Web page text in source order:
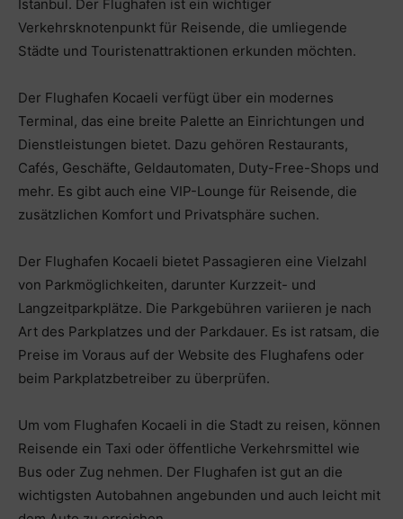
Istanbul. Der Flughafen ist ein wichtiger
Verkehrsknotenpunkt für Reisende, die umliegende
Städte und Touristenattraktionen erkunden möchten.
Der Flughafen Kocaeli verfügt über ein modernes
Terminal, das eine breite Palette an Einrichtungen und
Dienstleistungen bietet. Dazu gehören Restaurants,
Cafés, Geschäfte, Geldautomaten, Duty-Free-Shops und
mehr. Es gibt auch eine VIP-Lounge für Reisende, die
zusätzlichen Komfort und Privatsphäre suchen.
Der Flughafen Kocaeli bietet Passagieren eine Vielzahl
von Parkmöglichkeiten, darunter Kurzzeit- und
Langzeitparkplätze. Die Parkgebühren variieren je nach
Art des Parkplatzes und der Parkdauer. Es ist ratsam, die
Preise im Voraus auf der Website des Flughafens oder
beim Parkplatzbetreiber zu überprüfen.
Um vom Flughafen Kocaeli in die Stadt zu reisen, können
Reisende ein Taxi oder öffentliche Verkehrsmittel wie
Bus oder Zug nehmen. Der Flughafen ist gut an die
wichtigsten Autobahnen angebunden und auch leicht mit